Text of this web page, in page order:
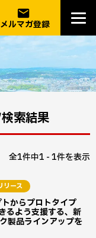
email
メルマガ登録
索結果
全1件中1 - 1件を表示
からプロトタイプ
るよう支援する、新
製品ラインアップを
リース